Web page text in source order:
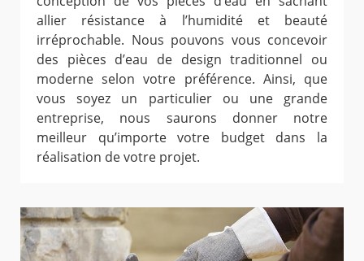
allier résistance à l’humidité et beauté
irréprochable. Nous pouvons vous concevoir
des pièces d’eau de design traditionnel ou
moderne selon votre préférence. Ainsi, que
vous soyez un particulier ou une grande
entreprise, nous saurons donner notre
meilleur qu’importe votre budget dans la
réalisation de votre projet.